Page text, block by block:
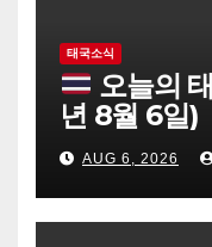
태국소식
오늘의
년 8월 6일)
AUG 6, 2026